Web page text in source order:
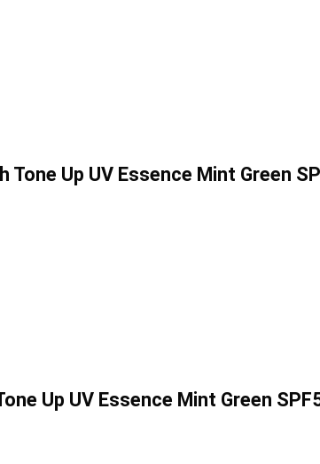
Up UV Essence Mint Green
Up UV Essence Mint Green